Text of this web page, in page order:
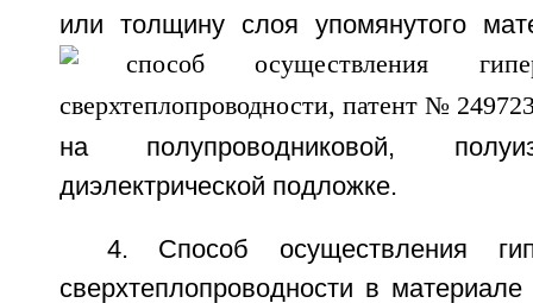
или толщину слоя упомянутого
на полупроводниковой,
диэлектрической подложке.
4. Способ осуществления
сверхтеплопроводности в